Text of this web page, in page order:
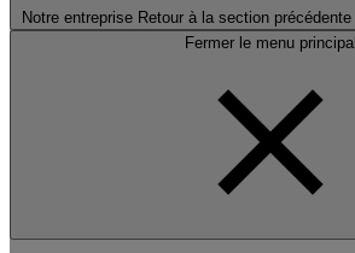
Notre entreprise Retour à la section précédente
Fermer le menu principal